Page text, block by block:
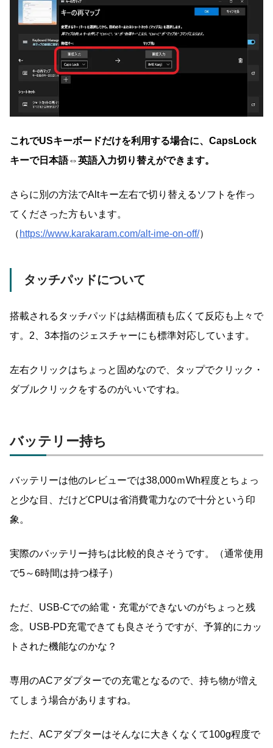
これでUSキーボードだけを利用する場合に、CapsLock
キーで日本語⇔英語入力切り替えができます。
さらに別の方法でAltキー左右で切り替えるソフトを作っ
てくださった方もいます。
（ https://www.karakaram.com/alt-ime-on-off/）
タッチパッドについて
搭載されるタッチパッドは結構面積も広くて反応も上々で
す。2、3本指のジェスチャーにも標準対応しています。
左右クリックはちょっと固めなので、タップでクリック・
ダブルクリックをするのがいいですね。
バッテリー持ち
バッテリーは他のレビューでは38,000ｍWh程度とちょっ
と少な目、だけどCPUは省消費電力なので十分という印
象。
実際のバッテリー持ちは比較的良さそうです。（通常使用
で5～6時間は持つ様子）
ただ、USB-Cでの給電・充電ができないのがちょっと残
念。USB-PD充電できても良さそうですが、予算的にカッ
トされた機能なのかな？
専用のACアダプターでの充電となるので、持ち物が増え
てしまう場合がありますね。
ただ、ACアダプターはそんなに大きくなくて100g程度で